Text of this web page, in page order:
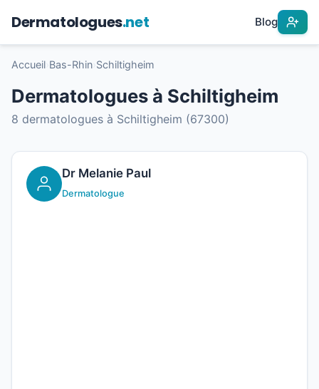
Dermatologues.net Blog
Accueil Bas-Rhin Schiltigheim
Dermatologues à Schiltigheim
8 dermatologues à Schiltigheim (67300)
Dr Melanie Paul
Dermatologue